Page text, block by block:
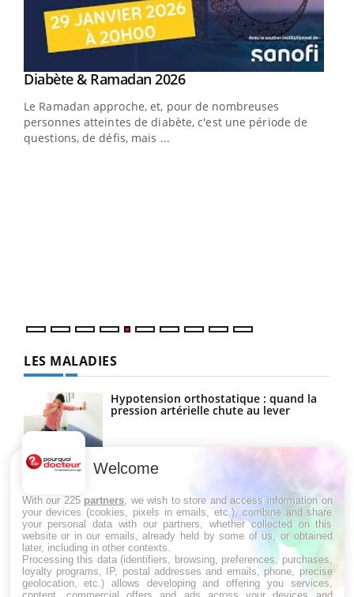
Youtube
Diabète & Ramadan 2026Youtube
Le Ramadan approche, et, pour de nombreuses
personnes atteintes de diabète, c'est une période de
questions, de défis, mais ...
LES MALADIES
Hypotension orthostatique : quand la
pression artérielle chute au lever
Drépanocytose : une déformation des
Maladie de Charcot (Sclérose latérale
amyotrophique)
Welcome
With our 225 partners , we wish to store and access information on
your devices (cookies, pixels in emails, etc.), combine and share
your personal data with our partners, whether collected on this
website or in our emails, already held by some of us, or obtained
later, including in other contexts.
Processing this data (identifiers, browsing, preferences, purchases,
loyalty programs, IP, postal addresses and emails, phone, precise
geolocation, etc.) allows developing and offering you services,
content, commercial offers and ads across your devices and